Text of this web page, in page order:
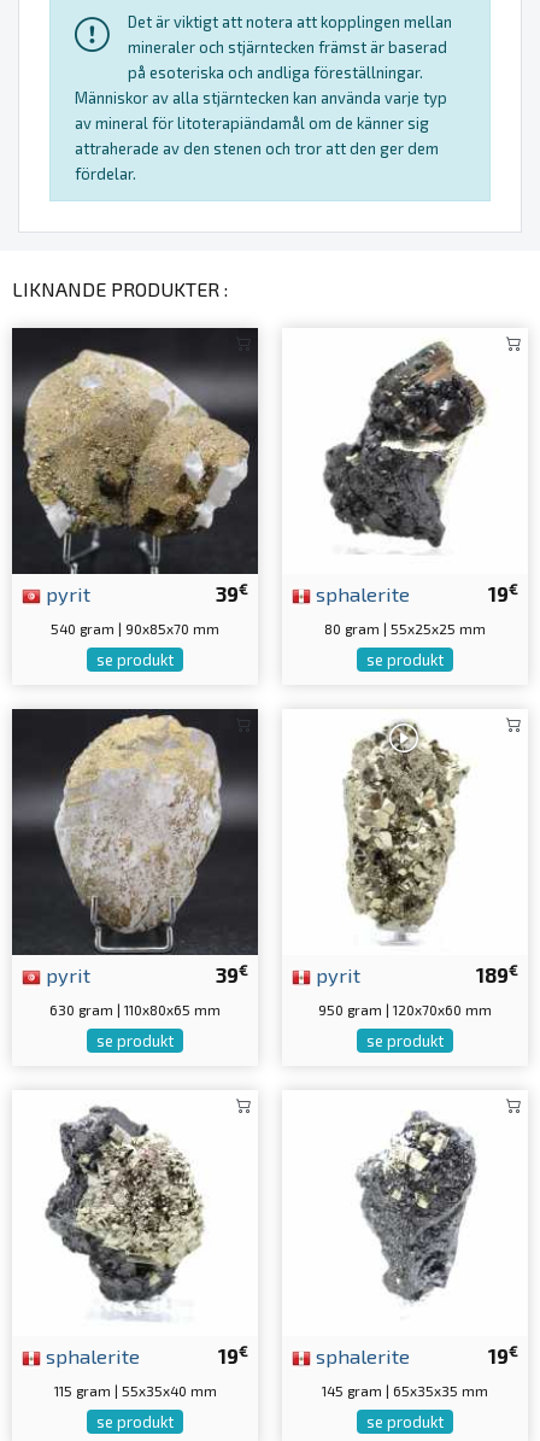
Det är viktigt att notera att kopplingen mellan
mineraler och stjärntecken främst är baserad
på esoteriska och andliga föreställningar.
Människor av alla stjärntecken kan använda varje typ
av mineral för litoterapiändamål om de känner sig
attraherade av den stenen och tror att den ger dem
fördelar.
LIKNANDE PRODUKTER :
39€
pyrit
540 gram | 90x85x70 mm
se produkt
19€
sphalerite
80 gram | 55x25x25 mm
se produkt
39€
pyrit
630 gram | 110x80x65 mm
se produkt
189€
pyrit
950 gram | 120x70x60 mm
se produkt
19€
sphalerite
115 gram | 55x35x40 mm
se produkt
19€
sphalerite
145 gram | 65x35x35 mm
se produkt